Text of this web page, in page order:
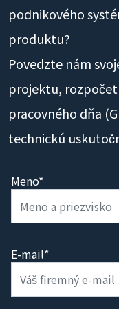
podnikového
produktu?
Povedzte nám
projektu, rozpočet
pracovného dňa
technickú
Meno*
E-mail*